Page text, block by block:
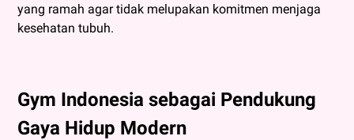
yang ramah agar tidak melupakan komitmen menjaga
kesehatan tubuh.
Gym Indonesia sebagai Pendukung
Gaya Hidup Modern